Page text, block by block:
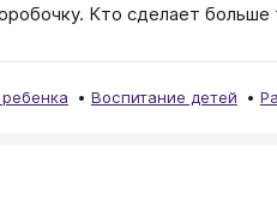
Кто сделает больше
Воспитание детей